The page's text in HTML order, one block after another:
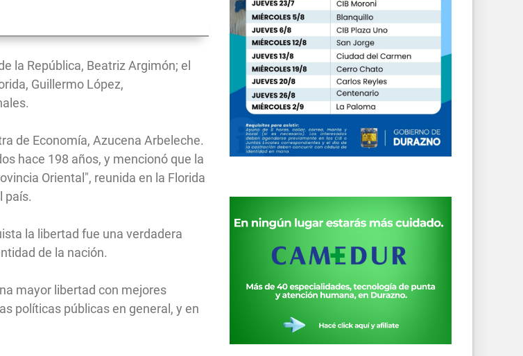
la República, Beatriz Argimón; el
Guillermo López,
de Economía, Azucena Arbeleche.
hace 198 años, y mencionó que la
Oriental", reunida en la Florida
país.
la libertad fue una verdadera
de la nación.
mayor libertad con mejores
políticas públicas en general, y en